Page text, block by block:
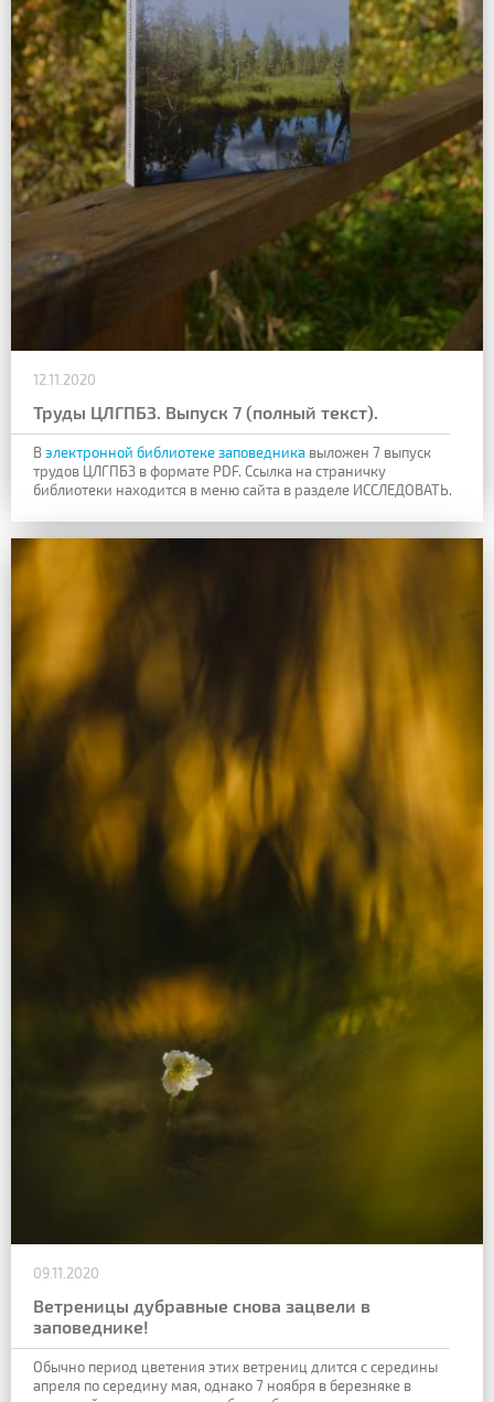
12.11.2020
Труды ЦЛГПБЗ. Выпуск 7 (полный текст).
Вэлектронной библиотеке заповедника выложен 7 выпуск
трудов ЦЛГПБЗ в формате PDF. Ссылка на страничку
библиотеки находится в меню сайта в разделе ИССЛЕДОВАТЬ.
09.11.2020
Ветреницы дубравные снова зацвели в
заповеднике!
Обычно период цветения этих ветрениц длится с середины
апреля по середину мая, однако 7 ноября в березняке в